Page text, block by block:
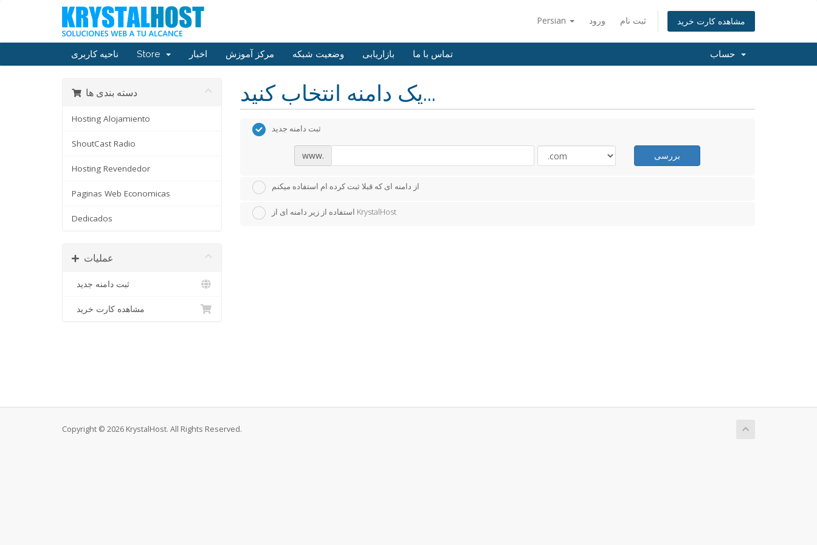
Persian ورود ثبت نام مشاهده کارت خرید
ناحیه کاربری Store اخبار مرکز آموزش وضعیت شبکه بازاریابی تماس با ما
دسته بندی ها
Hosting Alojamiento
ShoutCast Radio
Hosting Revendedor
Paginas Web Economicas
Dedicados
عملیات
ثبت دامنه جدید
مشاهده کارت خرید
یک دامنه انتخاب کنید...
ثبت دامنه جدید
www. بررسی
از دامنه ای که قبلا ثبت کرده ام استفاده میکنم
استفاده از زیر دامنه ای از KrystalHost
Copyright © 2026 KrystalHost. All Rights Reserved.